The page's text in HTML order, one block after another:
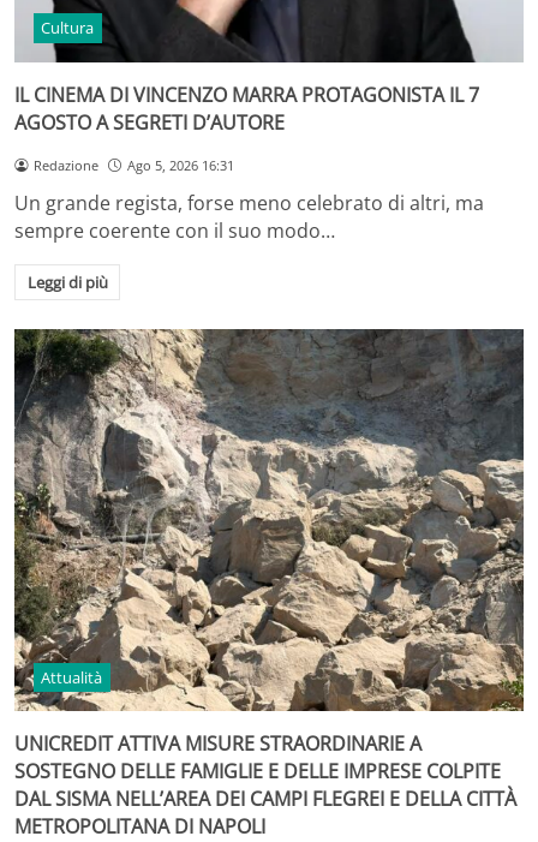
Cultura
IL CINEMA DI VINCENZO MARRA PROTAGONISTA IL 7
AGOSTO A SEGRETI D’AUTORE
Redazione Ago 5, 2026 16:31
Un grande regista, forse meno celebrato di altri, ma
sempre coerente con il suo modo…
Leggi di più
Attualità
UNICREDIT ATTIVA MISURE STRAORDINARIE A
SOSTEGNO DELLE FAMIGLIE E DELLE IMPRESE COLPITE
DAL SISMA NELL’AREA DEI CAMPI FLEGREI E DELLA CITTÀ
METROPOLITANA DI NAPOLI